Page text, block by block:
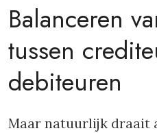
Balanceren
tussen
debiteuren
Maar natuurlijk draait